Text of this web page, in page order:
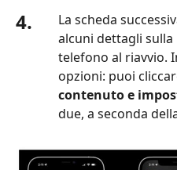
4.
La scheda
alcuni dettagli
telefono al riavvio.
opzioni: puoi
contenuto e
due, a seconda